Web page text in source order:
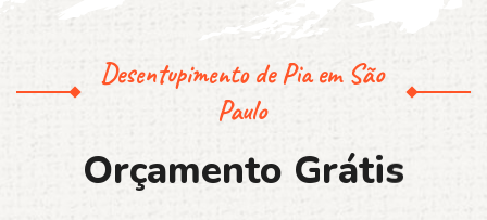
Desentupimento de Pia em São
Paulo
Orçamento Grátis